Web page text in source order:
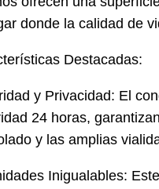
donde la calidad de
Destacadas:
y Privacidad: El
24 horas,
y las amplias
Inigualables: